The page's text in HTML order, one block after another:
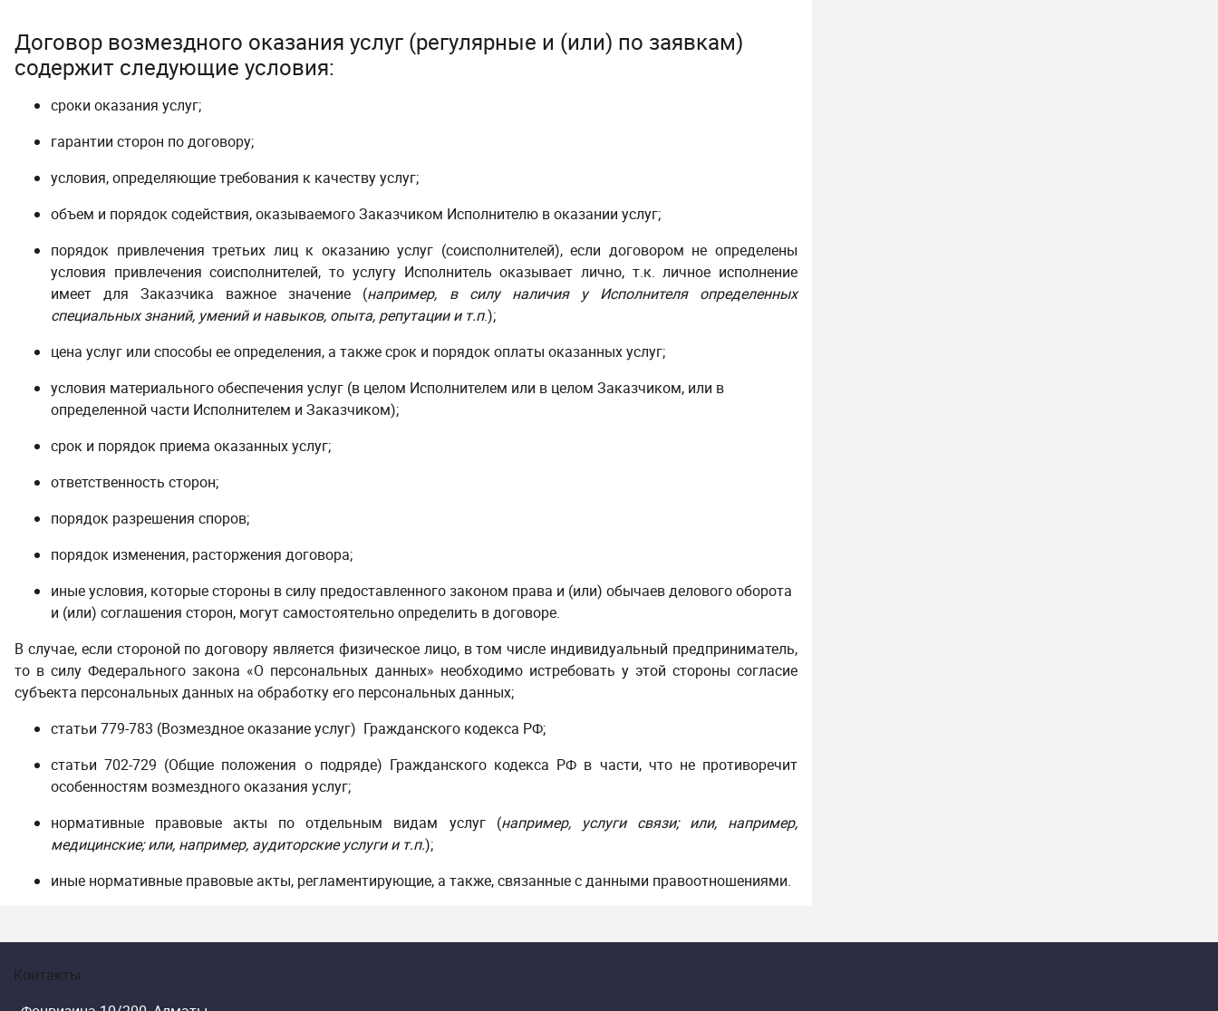
Договор возмездного оказания услуг (регулярные и (или) по заявкам)
содержит следующие условия:
сроки оказания услуг;
гарантии сторон по договору;
условия, определяющие требования к качеству услуг;
объем и порядок содействия, оказываемого Заказчиком Исполнителю в оказании услуг;
порядок привлечения третьих лиц к оказанию услуг (соисполнителей), если договором не определены
условия привлечения соисполнителей, то услугу Исполнитель оказывает лично, т.к. личное исполнение
имеет для Заказчика важное значение (например, в силу наличия у Исполнителя определенных
специальных знаний, умений и навыков, опыта, репутации и т.п.);
цена услуг или способы ее определения, а также срок и порядок оплаты оказанных услуг;
условия материального обеспечения услуг (в целом Исполнителем или в целом Заказчиком, или в
определенной части Исполнителем и Заказчиком);
срок и порядок приема оказанных услуг;
ответственность сторон;
порядок разрешения споров;
порядок изменения, расторжения договора;
иные условия, которые стороны в силу предоставленного законом права и (или) обычаев делового оборота
и (или) соглашения сторон, могут самостоятельно определить в договоре.
В случае, если стороной по договору является физическое лицо, в том числе индивидуальный предприниматель,
то в силу Федерального закона «О персональных данных» необходимо истребовать у этой стороны согласие
субъекта персональных данных на обработку его персональных данных;
статьи 779-783 (Возмездное оказание услуг) Гражданского кодекса РФ;
статьи 702-729 (Общие положения о подряде) Гражданского кодекса РФ в части, что не противоречит
особенностям возмездного оказания услуг;
нормативные правовые акты по отдельным видам услуг (например, услуги связи; или, например,
медицинские; или, например, аудиторские услуги и т.п.);
иные нормативные правовые акты, регламентирующие, а также, связанные с данными правоотношениями.
Контакты